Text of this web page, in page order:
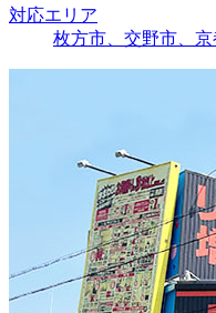
対応エリア
枚方市、交野市、